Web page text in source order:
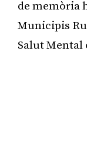
de memòria
Municipis
Salut Mental